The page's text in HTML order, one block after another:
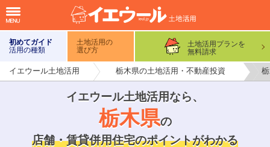
初めてガイド
活用の種類
土地活用の
選び方
土地活用プランを
無料請求
イエウール土地活用 栃木県の土地活用・不動産投資
イエウール土地活用なら、
栃木県の
店舗・賃貸併用住宅のポイントがわかる